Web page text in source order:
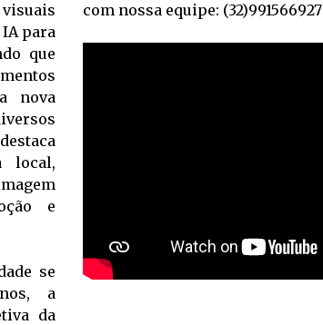
para
que
nova
local,
e
se
a
da
com nossa equipe: (32)991566927